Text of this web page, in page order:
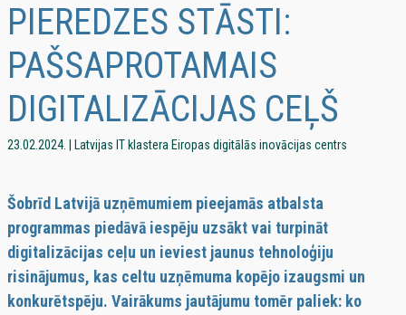
PIEREDZES STĀSTI:
PAŠSAPROTAMAIS
DIGITALIZĀCIJAS CEĻŠ
23.02.2024. | Latvijas IT klastera Eiropas digitālās inovācijas centrs
Šobrīd Latvijā uzņēmumiem pieejamās atbalsta
programmas piedāvā iespēju uzsākt vai turpināt
digitalizācijas ceļu un ieviest jaunus tehnoloģiju
risinājumus, kas celtu uzņēmuma kopējo izaugsmi un
konkurētspēju. Vairākums jautājumu tomēr paliek: ko